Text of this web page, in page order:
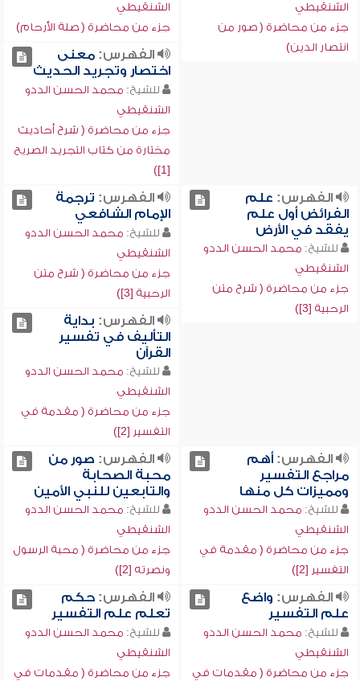
الشنقيطي
جزء من محاضرة ( صور من
انتصار الدين)
الشنقيطي
جزء من محاضرة ( صلة الأرحام)
الفهرس:معنى
اختصار وتجريد الحديث
للشيخ: محمد الحسن الددو
الشنقيطي
جزء من محاضرة ( شرح أحاديث
مختارة من كتاب التجريد الصريح
[1])
الفهرس: علم
الفرائض أول علم
يفقد في الأرض
للشيخ: محمد الحسن الددو
الشنقيطي
جزء من محاضرة ( شرح متن
الرحبية [3])
الفهرس: ترجمة
الإمام الشافعي
للشيخ: محمد الحسن الددو
الشنقيطي
جزء من محاضرة ( شرح متن
الرحبية [3])
الفهرس: بداية
التأليف في تفسير
القرآن
للشيخ: محمد الحسن الددو
الشنقيطي
جزء من محاضرة ( مقدمة في
التفسير [2])
الفهرس:أهم
مراجع التفسير
ومميزات كل منها
للشيخ: محمد الحسن الددو
الشنقيطي
جزء من محاضرة ( مقدمة في
التفسير [2])
الفهرس: صور من
محبة الصحابة
والتابعين للنبي الأمين
للشيخ: محمد الحسن الددو
الشنقيطي
جزء من محاضرة ( محبة الرسول
ونصرته [2])
الفهرس: واضع
علم التفسير
للشيخ: محمد الحسن الددو
الشنقيطي
جزء من محاضرة ( مقدمات في
الفهرس:حكم
تعلم علم التفسير
للشيخ: محمد الحسن الددو
الشنقيطي
جزء من محاضرة ( مقدمات في